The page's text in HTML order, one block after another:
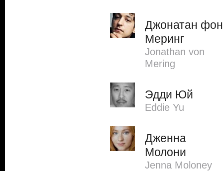
Джонатан фон
Меринг
Jonathan von
Mering
Эдди Юй
Eddie Yu
Дженна
Молони
Jenna Moloney